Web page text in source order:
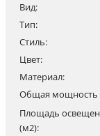
Вид:
Тип:
Стиль:
Цвет:
Материал:
Общая мощность
Площадь
(м2):